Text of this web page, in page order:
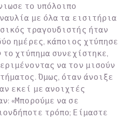
το υπόλοιπο
με όλα τα εισιτήρια
τραγουδιστής ήταν
ημέρες, κάποιος χτύπησε
το χτύπημα συνεχίστηκε,
να τον μισούν
Όμως, όταν άνοιξε
εκεί με ανοιχτές
«Μπορούμε να σε
τρόπο; Είμαστε